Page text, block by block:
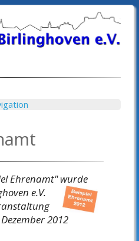
Ehrenamt" wurde
e.V.
2012